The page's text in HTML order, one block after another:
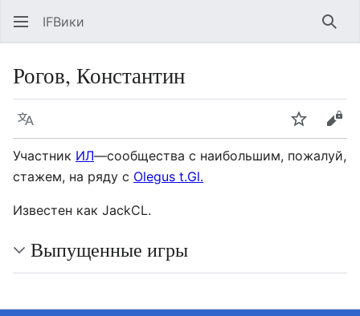
IFВики
Рогов, Константин
Язык Следить
Участник ИЛ—сообщества с наибольшим, пожалуй,
стажем, на ряду с Olegus t.Gl.
Известен как JackCL.
Выпущенные игры